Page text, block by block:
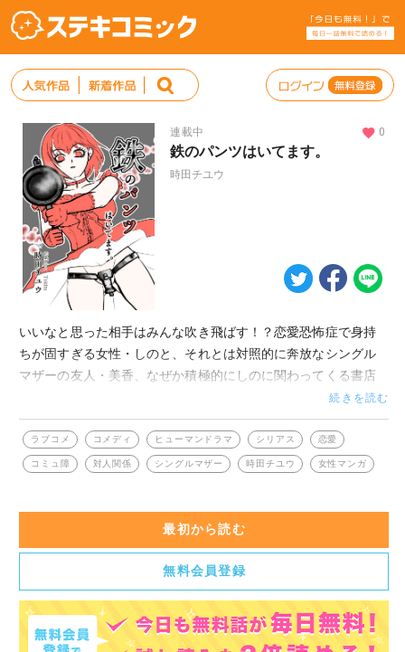
連載中 0
鉄のパンツはいてます。
時田チユウ
いいなと思った相手はみんな吹き飛ばす！？恋愛恐怖症で身持
ちが固すぎる女性・しのと、それとは対照的に奔放なシングル
マザーの友人・美香、なぜか積極的にしのに関わってくる書店
員・りょうがそれぞれの立場で、人間関係に一歩踏み込むまで
を描く。
続きを読む
ラブコメ コメディ ヒューマンドラマ シリアス 恋愛
コミュ障 対人関係 シングルマザー 時田チユウ 女性マンガ
最初から読む
無料会員登録